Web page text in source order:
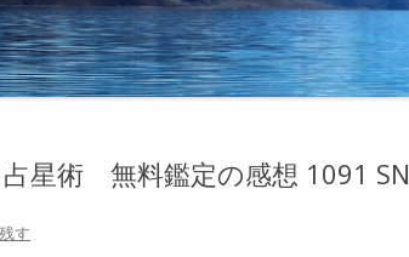
星術 無料鑑定の感想 1091 SN
す